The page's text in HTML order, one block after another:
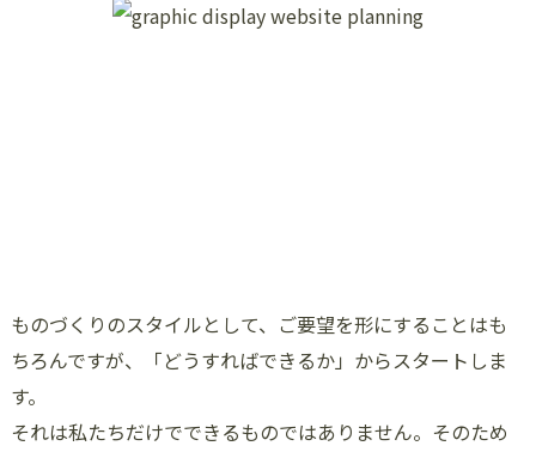
ものづくりのスタイルとして、ご要望を形にすることはも
ちろんですが、「どうすればできるか」からスタートしま
す。
それは私たちだけでできるものではありません。そのため